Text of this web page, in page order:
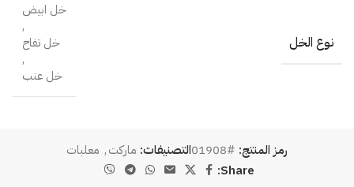
نوع الخل
خل ابيض
,
خل تفاح
,
خل عنب
رمز المنتج: #01908 التصنيفات: ماركت, معلبات
Share: